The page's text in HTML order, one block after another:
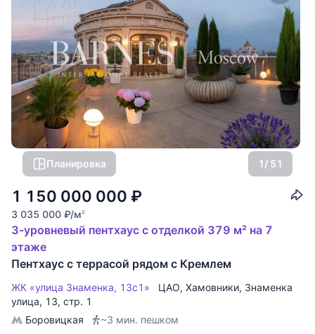
Планировка 1/ 51
1 150 000 000 ₽
3 035 000 ₽/м2
3-уровневый пентхаус с отделкой 379 м² на 7
этаже
Пентхаус с террасой рядом с Кремлем
ЖК «улица Знаменка, 13с1» ЦАО, Хамовники, Знаменка
улица, 13, стр. 1
Боровицкая
~3 мин. пешком